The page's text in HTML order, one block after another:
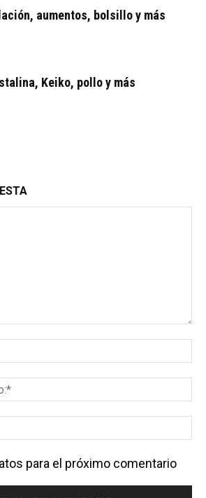
aumentos, bolsillo y más
Keiko, pollo y más
para el próximo comentario